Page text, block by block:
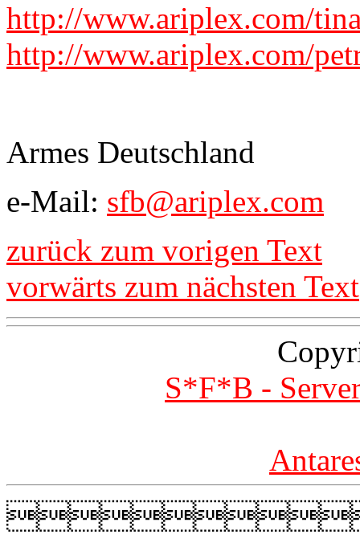
http://www.ariplex.com/
http://www.ariplex.com/
Armes Deutschland
e-Mail: sfb@ariplex.com
zurück zum vorigen Text
vorwärts zum nächsten Text
S*F*B -